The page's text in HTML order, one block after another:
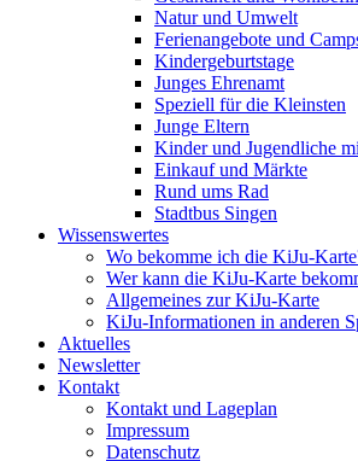
Natur und Umwelt
Ferienangebote und
Kindergeburtstage
Junges Ehrenamt
Speziell für die Kleinsten
Junge Eltern
Kinder und Jugendliche
Einkauf und Märkte
Rund ums Rad
Stadtbus Singen
Wissenswertes
Wo bekomme ich die KiJu-
Wer kann die KiJu-Karte
Allgemeines zur KiJu-Karte
KiJu-Informationen in anderen
Aktuelles
Newsletter
Kontakt
Kontakt und Lageplan
Impressum
Datenschutz